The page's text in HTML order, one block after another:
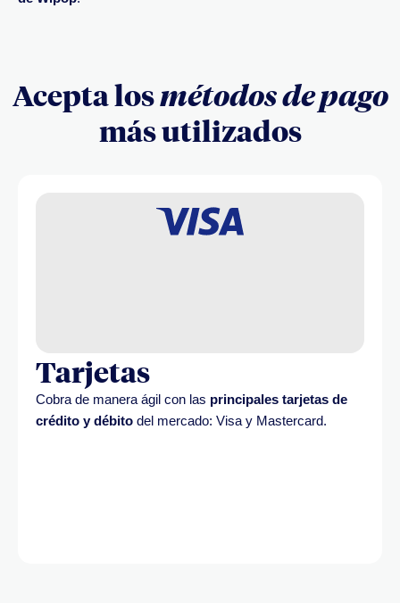
Acepta losmétodos de pago
más utilizados
Tarjetas
Cobra de manera ágil con las principales tarjetas de
crédito y débito del mercado: Visa y Mastercard.